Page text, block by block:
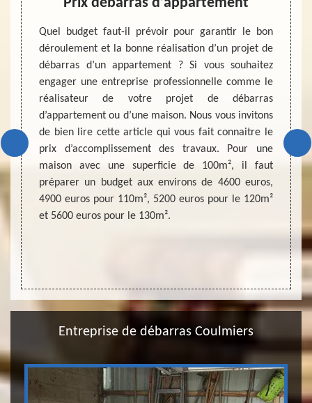
un
à
La
de
des
Une
une
la
Quel budget faut-il prévoir pour garantir le bon
déroulement et la bonne réalisation d’un projet de
débarras d’un appartement ? Si vous souhaitez
engager une entreprise professionnelle comme le
réalisateur de votre projet de débarras
d’appartement ou d’une maison. Nous vous invitons
de bien lire cette article qui vous fait connaitre le
prix d’accomplissement des travaux. Pour une
maison avec une superficie de 100m², il faut
préparer un budget aux environs de 4600 euros,
4900 euros pour 110m², 5200 euros pour le 120m²
et 5600 euros pour le 130m².
Une
pour
droit
des
une
vous
du
que
avec
Entreprise de débarras Coulmiers